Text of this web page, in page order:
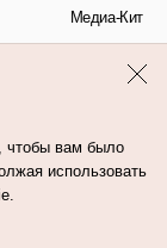
Медиа-Кит
чтобы вам было
использовать